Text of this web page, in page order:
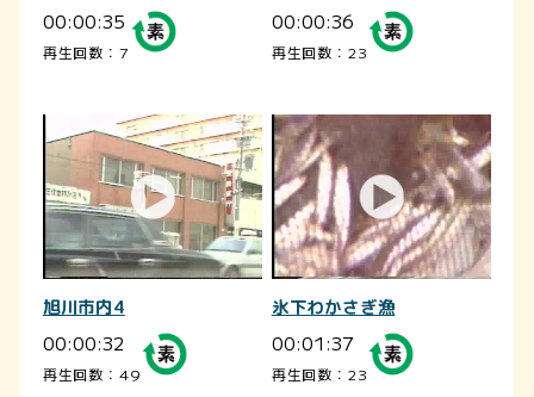
00:00:35
再生回数：7
00:00:36
再生回数：23
旭川市内4
00:00:32
再生回数：49
氷下わかさぎ漁
00:01:37
再生回数：23